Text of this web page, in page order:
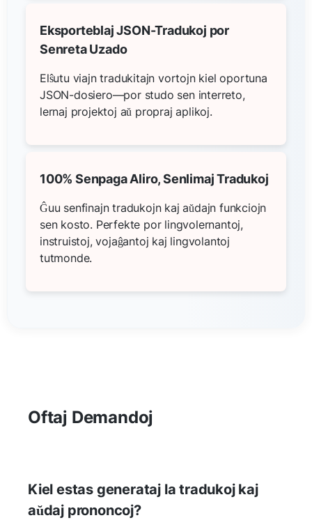
Eksporteblaj JSON-Tradukoj por
Senreta Uzado
Elŝutu viajn tradukitajn vortojn kiel oportuna
JSON-dosiero—por studo sen interreto,
lernaj projektoj aŭ propraj aplikoj.
100% Senpaga Aliro, Senlimaj Tradukoj
Ĝuu senfinajn tradukojn kaj aŭdajn funkciojn
sen kosto. Perfekte por lingvolernantoj,
instruistoj, vojaĝantoj kaj lingvolantoj
tutmonde.
Oftaj Demandoj
Kiel estas generataj la tradukoj kaj
aŭdaj prononcoj?